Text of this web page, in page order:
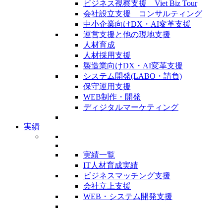
ビジネス視察支援 Viet Biz Tour
会社設立支援 コンサルティング
中小企業向けDX・AI変革支援
運営支援と他の現地支援
人材育成
人材採用支援
製造業向けDX・AI変革支援
システム開発(LABO・請負)
保守運用支援
WEB制作・開発
ディジタルマーケティング
実績
実績一覧
IT人材育成実績
ビジネスマッチング支援
会社立上支援
WEB・システム開発支援